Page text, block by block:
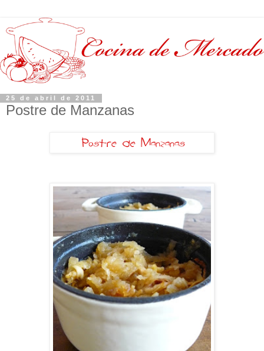
25 de abril de 2011
Postre de Manzanas